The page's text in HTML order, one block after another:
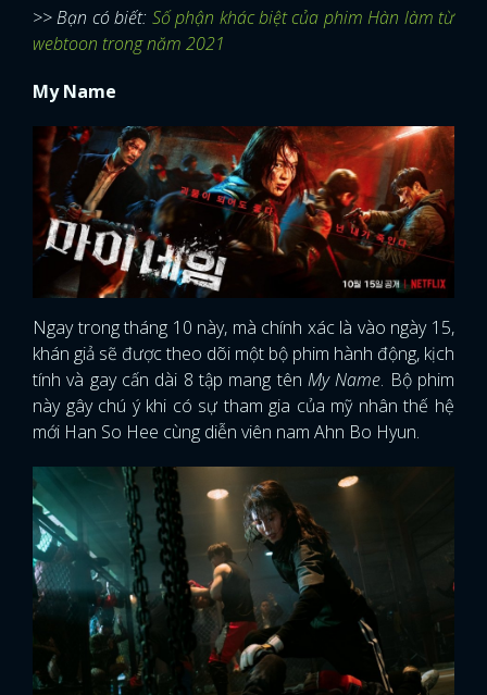
>> Bạn có biết: Số phận khác biệt của phim Hàn làm từ
webtoon trong năm 2021
My Name
Ngay trong tháng 10 này, mà chính xác là vào ngày 15,
khán giả sẽ được theo dõi một bộ phim hành động, kịch
tính và gay cấn dài 8 tập mang tên My Name. Bộ phim
này gây chú ý khi có sự tham gia của mỹ nhân thế hệ
mới Han So Hee cùng diễn viên nam Ahn Bo Hyun.